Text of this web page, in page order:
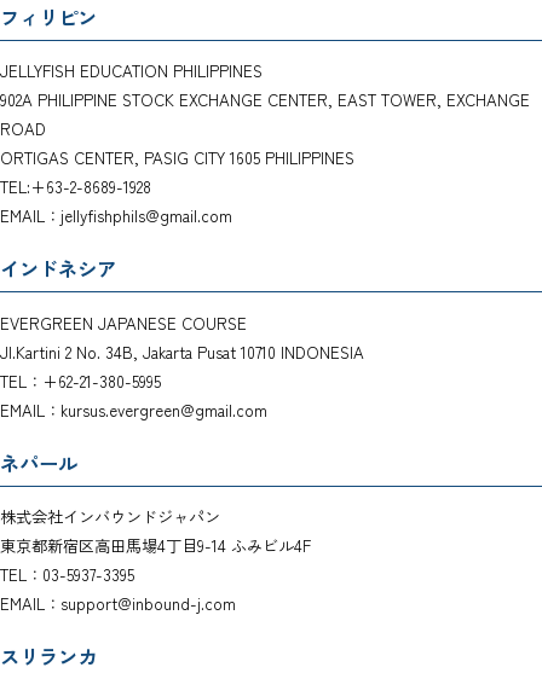
フィリピン
JELLYFISH EDUCATION PHILIPPINES
902A PHILIPPINE STOCK EXCHANGE CENTER, EAST TOWER, EXCHANGE
ROAD
ORTIGAS CENTER, PASIG CITY 1605 PHILIPPINES
TEL:+63-2-8689-1928
EMAIL：jellyfishphils@gmail.com
インドネシア
EVERGREEN JAPANESE COURSE
Jl.Kartini 2 No. 34B, Jakarta Pusat 10710 INDONESIA
TEL：+62-21-380-5995
EMAIL：kursus.evergreen@gmail.com
ネパール
株式会社インバウンドジャパン
東京都新宿区高田馬場4丁目9-14 ふみビル4F
TEL：03-5937-3395
EMAIL：support@inbound-j.com
スリランカ